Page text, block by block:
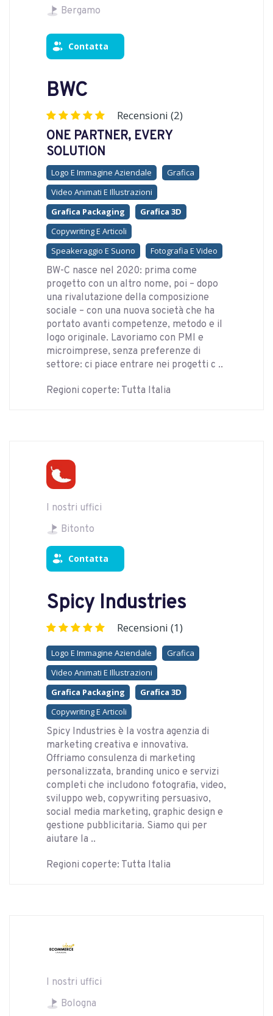
Bergamo
Contatta
BWC
Recensioni (2)
ONE PARTNER, EVERY
SOLUTION
Logo E Immagine Aziendale
Grafica
Video Animati E Illustrazioni
Grafica Packaging
Grafica 3D
Copywriting E Articoli
Speakeraggio E Suono
Fotografia E Video
BW-C nasce nel 2020: prima come
progetto con un altro nome, poi – dopo
una rivalutazione della composizione
sociale – con una nuova società che ha
portato avanti competenze, metodo e il
logo originale. Lavoriamo con PMI e
microimprese, senza preferenze di
settore: ci piace entrare nei progetti c ..
Regioni coperte: Tutta Italia
I nostri uffici
Bitonto
Contatta
Spicy Industries
Recensioni (1)
Logo E Immagine Aziendale
Grafica
Video Animati E Illustrazioni
Grafica Packaging
Grafica 3D
Copywriting E Articoli
Spicy Industries è la vostra agenzia di
marketing creativa e innovativa.
Offriamo consulenza di marketing
personalizzata, branding unico e servizi
completi che includono fotografia, video,
sviluppo web, copywriting persuasivo,
social media marketing, graphic design e
gestione pubblicitaria. Siamo qui per
aiutare la ..
Regioni coperte: Tutta Italia
I nostri uffici
Bologna